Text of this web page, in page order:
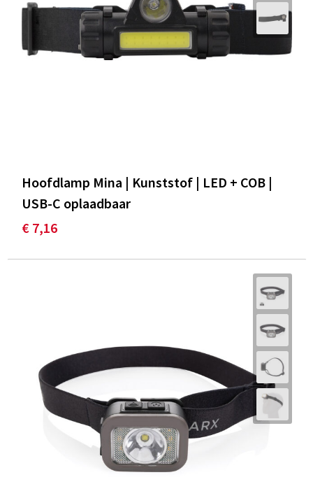
Hoofdlamp Mina | Kunststof | LED + COB |
USB-C oplaadbaar
€ 7,16